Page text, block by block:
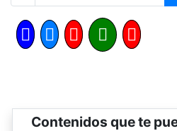
Contenidos que te